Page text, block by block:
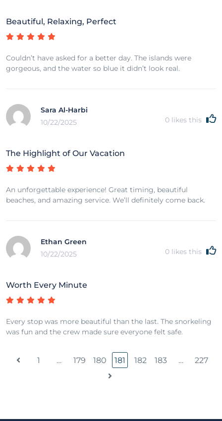
Beautiful, Relaxing, Perfect
Couldn’t have asked for a better day. The islands were
gorgeous, and the water so blue it didn’t look real.
Sara Al-Harbi
10/22/2025
0 likes this
The Highlight of Our Vacation
An unforgettable experience! Great timing, beautiful
beaches, and amazing service. We’ll definitely come back.
Ethan Green
10/22/2025
0 likes this
Worth Every Minute
Every stop was more beautiful than the last. The snorkeling
was fun and the crew made sure everyone felt safe.
1 … 179 180 181 182 183 … 227